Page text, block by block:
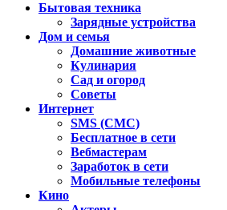
Бытовая техника
Зарядные устройства
Дом и семья
Домашние животные
Кулинария
Сад и огород
Советы
Интернет
SMS (СМС)
Бесплатное в сети
Вебмастерам
Заработок в сети
Мобильные телефоны
Кино